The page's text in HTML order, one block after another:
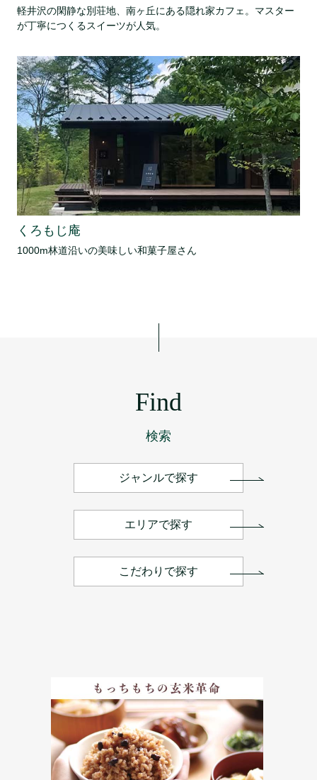
軽井沢の閑静な別荘地、南ヶ丘にある隠れ家カフェ。マスター
が丁寧につくるスイーツが人気。
くろもじ庵
1000m林道沿いの美味しい和菓子屋さん
Find
検索
ジャンルで探す
エリアで探す
こだわりで探す